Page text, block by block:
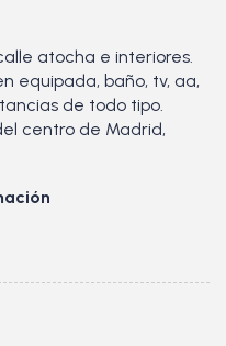
atocha e interiores.
equipada, baño, tv, aa,
de todo tipo.
centro de Madrid,